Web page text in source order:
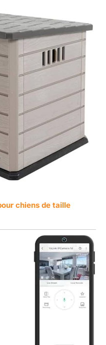
chiens de taille